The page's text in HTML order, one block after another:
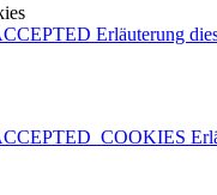
Erläuterung